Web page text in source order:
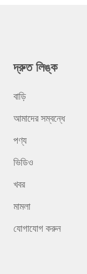
দ্রুত লিঙ্ক
বাড়ি
আমাদের সম্বন্ধে
পণ্য
ভিডিও
খবর
মামলা
যোগাযোগ করুন